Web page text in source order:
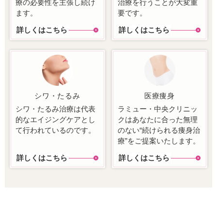
療の必要性を主張し続け
ます。
詳しくはこちら
治療を行うことが大変重
要です。
詳しくはこちら
シワ・たるみ
シワ・たるみ治療は代表
的なエイジングケアとし
て行われているのです。
詳しくはこちら
医療痩身
ラミュー・中央クリニッ
クはあなたに合った無理
のない“続けられる痩身治
療”をご提案いたします。
詳しくはこちら